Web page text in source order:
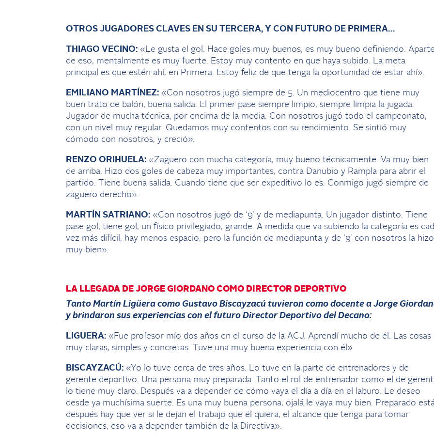
OTROS JUGADORES CLAVES EN SU TERCERA, Y CON FUTURO DE PRIMERA…
THIAGO VECINO:«Le gusta el gol. Hace goles muy buenos, es muy bueno definiendo.
de eso, mentalmente es muy fuerte. Estoy muy contento en que haya subido. La meta
principal es que estén ahí, en Primera. Estoy feliz de que tenga la oportunidad de estar ahí».
EMILIANO MARTÍNEZ:«Con nosotros jugó siempre de 5. Un mediocentro que tiene muy
buen trato de balón, buena salida. El primer pase siempre limpio, siempre limpia la jugada.
Jugador de mucha técnica, por encima de la media. Con nosotros jugó todo el campeonato,
con un nivel muy regular. Quedamos muy contentos con su rendimiento. Se sintió muy
cómodo con nosotros, y creció».
RENZO ORIHUELA:«Zaguero con mucha categoría, muy bueno técnicamente. Va muy bien
de arriba. Hizo dos goles de cabeza muy importantes, contra Danubio y Rampla para abrir el
partido. Tiene buena salida. Cuando tiene que ser expeditivo lo es. Conmigo jugó siempre de
zaguero derecho».
MARTÍN SATRIANO:«Con nosotros jugó de ‘9’ y de mediapunta. Un jugador distinto. Tiene
pase gol, tiene gol, un físico privilegiado, grande. A medida que va subiendo la categoría es
vez más difícil, hay menos espacio, pero la función de mediapunta y de ‘9’ con nosotros la hizo
muy bien».
LA LLEGADA DE JORGE GIORDANO COMO DIRECTOR DEPORTIVO
Tanto Martín Ligüera como Gustavo Biscayzacú tuvieron como docente a Jorge
y brindaron sus experiencias con el futuro Director Deportivo del Decano:
LIGUERA:«Fue profesor mío dos años en el curso de la ACJ. Aprendí mucho de él. Las cosas
muy claras, simples y concretas. Tuve una muy buena experiencia con él»
BISCAYZACÚ:«Yo lo tuve cerca de tres años. Lo tuve en la parte de entrenadores y de
gerente deportivo. Una persona muy preparada. Tanto el rol de entrenador como el de
lo tiene muy claro. Después va a depender de cómo vaya el día a día en el laburo. Le deseo
desde ya muchísima suerte. Es una muy buena persona, ojalá le vaya muy bien. Preparado
después hay que ver si le dejan el trabajo que él quiera, el alcance que tenga para tomar
decisiones, eso va a depender también de la Directiva».